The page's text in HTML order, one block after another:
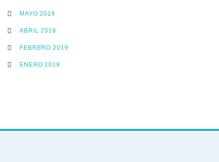
MAYO 2019
ABRIL 2019
FEBRERO 2019
ENERO 2019